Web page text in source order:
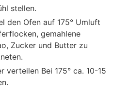
stellen.
den Ofen auf 175° Umluft
gemahlene
Zucker und Butter zu
verteilen Bei 175° ca. 10-15